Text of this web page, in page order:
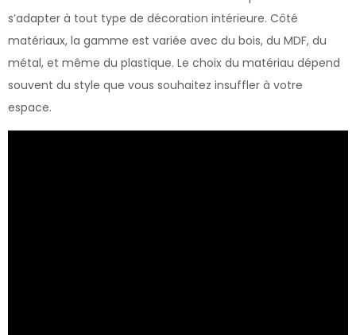
s’adapter à tout type de décoration intérieure. Côté
matériaux, la gamme est variée avec du bois, du MDF, du
métal, et même du plastique. Le choix du matériau dépend
souvent du style que vous souhaitez insuffler à votre
espace.